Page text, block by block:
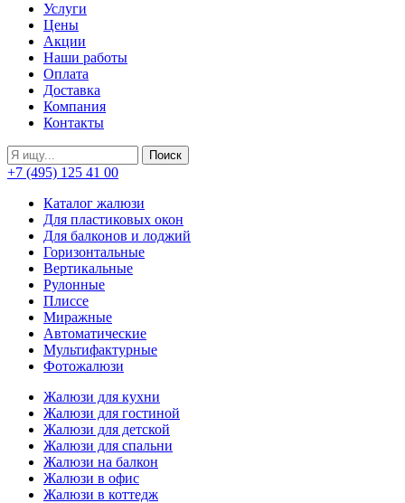
Услуги
Цены
Акции
Наши работы
Оплата
Доставка
Компания
Контакты
+7 (495) 125 41 00
Каталог жалюзи
Для пластиковых окон
Для балконов и лоджий
Горизонтальные
Вертикальные
Рулонные
Плиссе
Миражные
Автоматические
Мультифактурные
Фотожалюзи
Жалюзи для кухни
Жалюзи для гостиной
Жалюзи для детской
Жалюзи для спальни
Жалюзи на балкон
Жалюзи в офис
Жалюзи в коттедж